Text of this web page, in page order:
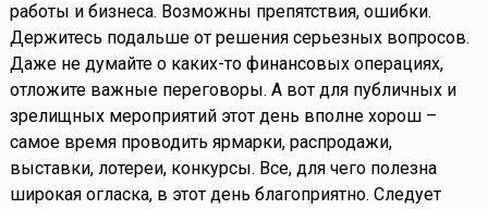
работы и бизнеса. Возможны препятствия, ошибки.
Держитесь подальше от решения серьезных вопросов.
Даже не думайте о каких-то финансовых операциях,
отложите важные переговоры. А вот для публичных и
зрелищных мероприятий этот день вполне хорош –
самое время проводить ярмарки, распродажи,
выставки, лотереи, конкурсы. Все, для чего полезна
широкая огласка, в этот день благоприятно. Следует